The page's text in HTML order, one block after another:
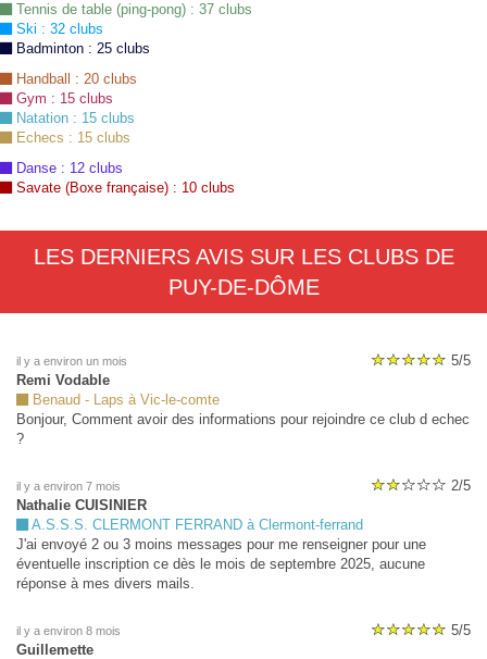
Tennis de table (ping-pong) : 37 clubs
Ski : 32 clubs
Badminton : 25 clubs
Handball : 20 clubs
Gym : 15 clubs
Natation : 15 clubs
Echecs : 15 clubs
Danse : 12 clubs
Savate (Boxe française) : 10 clubs
LES DERNIERS AVIS SUR LES CLUBS DE
PUY-DE-DÔME
il y a environ un mois
5/5
Remi Vodable
Benaud - Laps à Vic-le-comte
Bonjour, Comment avoir des informations pour rejoindre ce club d echec
?
il y a environ 7 mois
2/5
Nathalie CUISINIER
A.S.S.S. CLERMONT FERRAND à Clermont-ferrand
J'ai envoyé 2 ou 3 moins messages pour me renseigner pour une
éventuelle inscription ce dès le mois de septembre 2025, aucune
réponse à mes divers mails.
il y a environ 8 mois
5/5
Guillemette